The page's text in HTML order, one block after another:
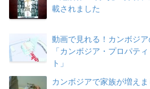
載されました
動画で見れる！カンボジア
「カンボジア・プロパテ
ト」
カンボジアで家族が増え